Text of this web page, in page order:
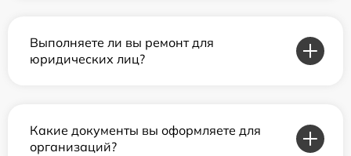
Выполняете ли вы ремонт для
юридических лиц?
Какие документы вы оформляете для
организаций?